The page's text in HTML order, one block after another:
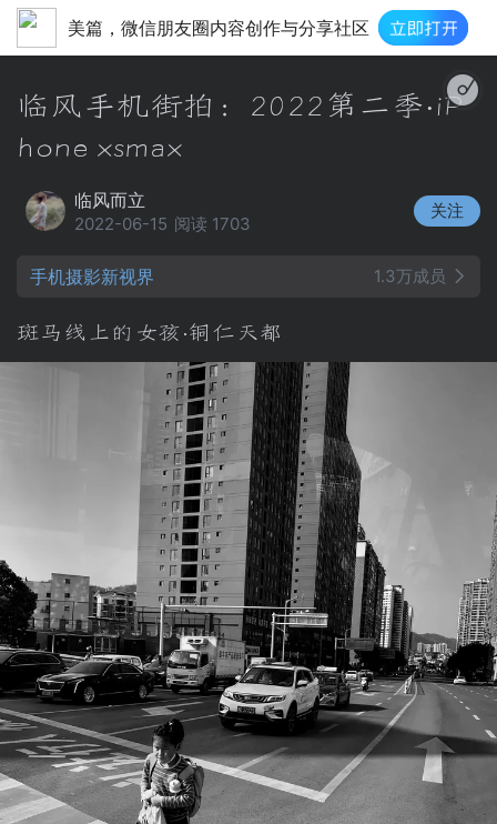
美篇，微信朋友圈内容创作与分享社区
临风手机街拍：2022第二季·iP
hone xsmax
临风而立
2022-06-15 阅读 1703
关注
手机摄影新视界 1.3万成员
斑马线上的女孩·铜仁天都
红